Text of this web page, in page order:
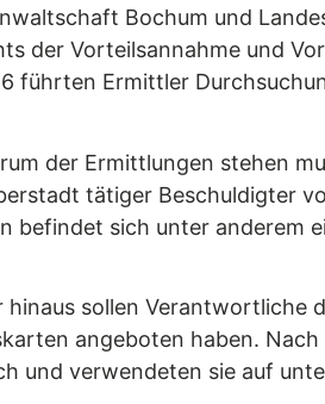
Bochum und
der Vorteilsannahme und
führten Ermittler
der Ermittlungen stehen
tätiger Beschuldigter
befindet sich unter anderem
hinaus sollen Verantwortliche
angeboten haben.
und verwendeten sie auf